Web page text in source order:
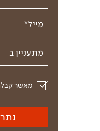
מייל*
מתעניין ב
מאשר